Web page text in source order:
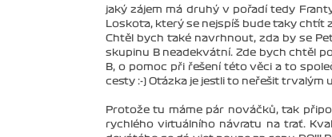
jaký zájem má druhý v pořadí tedy
Loskota, který se nejspíš bude taky chtít
Chtěl bych také navrhnout, zda by se
skupinu B neadekvátní. Zde bych chtěl
B, o pomoc při řešení této věci a to
cesty :-) Otázka je jestli to neřešit trvalým
Protože tu máme pár nováčků, tak
rychlého virtuálního návratu na trať.